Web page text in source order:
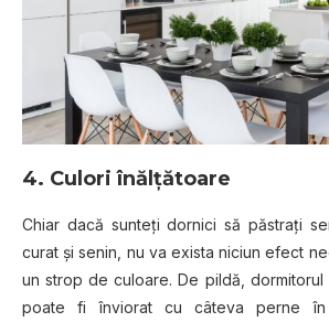
4. Culori înălțătoare
Chiar dacă sunteți dornici să păstrați
curat și senin, nu va exista niciun efect
un strop de culoare. De pildă, dormitorul
poate fi înviorat cu câteva perne în